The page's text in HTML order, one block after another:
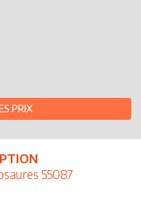
PRIX
55087